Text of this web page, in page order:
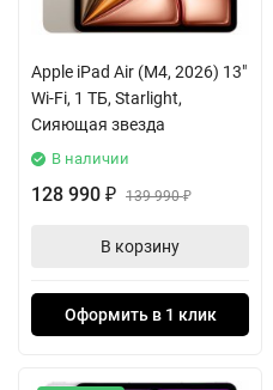
Apple iPad Air (M4, 2026) 13"
Wi-Fi, 1 ТБ, Starlight,
Сияющая звезда
В наличии
128 990 ₽ 139 990₽
В корзину
Оформить в 1 клик